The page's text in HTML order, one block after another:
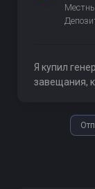
Я купил
завещания,